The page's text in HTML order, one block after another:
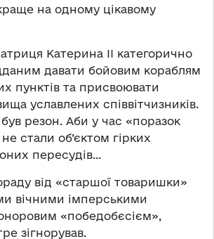
на одному цікавому
Катерина II категорично
давати бойовим кораблям
пунктів та присвоювати
уславлених співвітчизників.
резон. Аби у час «поразок
стали об’єктом гірких
пересудів…
від «старшої товаришки»
вічними імперськими
«победобєсієм»,
зігнорував.